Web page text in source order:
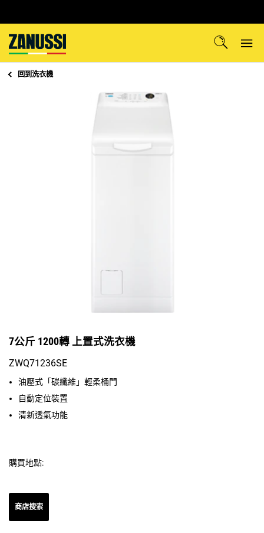
回到洗衣機
7公斤 1200轉 上置式洗衣機
ZWQ71236SE
油壓式「碳纖維」輕柔桶門
自動定位裝置
清新透氣功能
購買地點:
商店搜索